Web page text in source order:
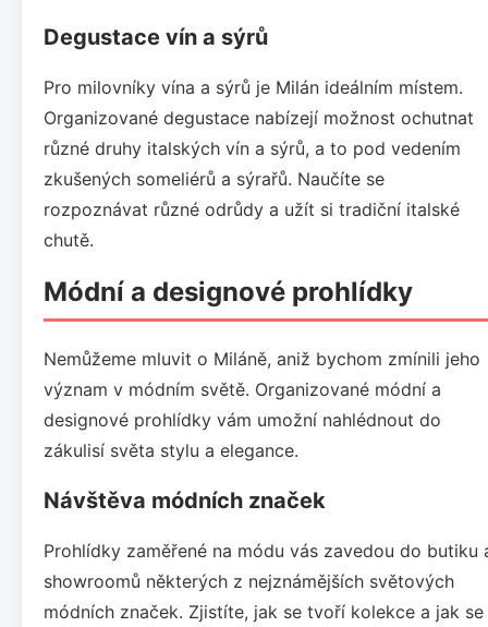
Degustace vín a sýrů
Pro milovníky vína a sýrů je Milán ideálním místem.
Organizované degustace nabízejí možnost ochutnat
různé druhy italských vín a sýrů, a to pod vedením
zkušených someliérů a sýrařů. Naučíte se
rozpoznávat různé odrůdy a užít si tradiční italské
chutě.
Módní a designové prohlídky
Nemůžeme mluvit o Miláně, aniž bychom zmínili jeho
význam v módním světě. Organizované módní a
designové prohlídky vám umožní nahlédnout do
zákulisí světa stylu a elegance.
Návštěva módních značek
Prohlídky zaměřené na módu vás zavedou do butiku
showroomů některých z nejznámějších světových
módních značek. Zjistíte, jak se tvoří kolekce a jak se